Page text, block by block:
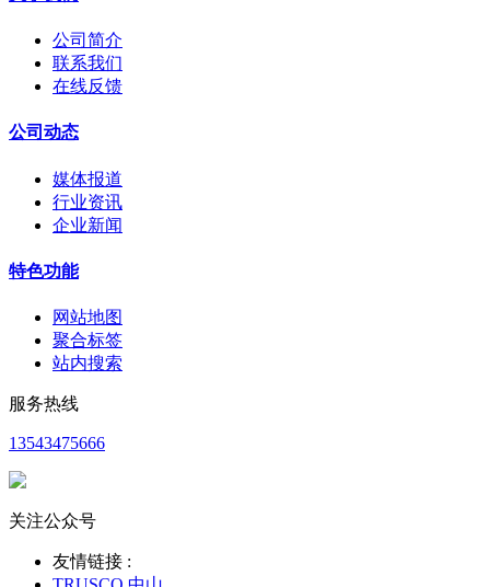
公司简介
联系我们
在线反馈
公司动态
媒体报道
行业资讯
企业新闻
特色功能
网站地图
聚合标签
站内搜索
服务热线
13543475666
关注公众号
友情链接 :